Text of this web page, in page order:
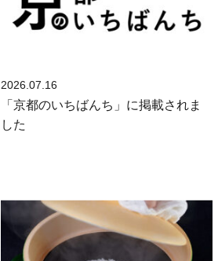
2026.07.16
「京都のいちばんち」に掲載されま
した